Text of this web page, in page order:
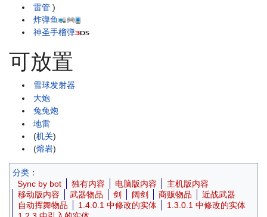
雷管 )
炸弹鱼
神圣手榴弹
可放置
雪球发射器
大炮
兔兔炮
地雷
(机关)
(熔岩)
分类 ：
Sync by bot
独有内容 电脑版内容
主机版内容
移动版内容
武器物品 剑 阔剑 商贩物品
近战武器
自动挥舞物品
1.4.0.1 中修改的实体
1.3.0.1 中修改的实体